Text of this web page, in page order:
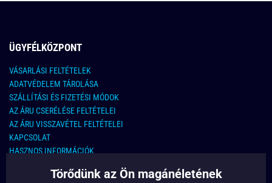
ÜGYFÉLKÖZPONT
VÁSARLÁSI FELTÉTELEK
ADATVÉDELEM TÁROLÁSA
SZÁLLÍTÁSI ÉS FIZETÉSI MÓDOK
AZ ÁRU CSERÉLÉSE FELTÉTELEI
AZ ÁRU VISSZAVÉTEL FELTÉTELEI
KAPCSOLAT
HASZNOS INFORMÁCIÓK
KAPCSOLATTörődünk az Ön magánéletének